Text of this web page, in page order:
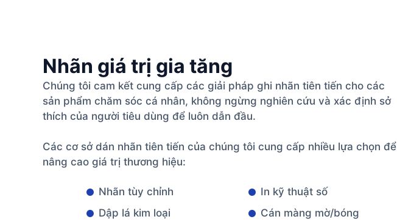
Nhãn giá trị gia tăng
Chúng tôi cam kết cung cấp các giải pháp ghi nhãn tiên tiến cho các
sản phẩm chăm sóc cá nhân, không ngừng nghiên cứu và xác định sở
thích của người tiêu dùng để luôn dẫn đầu.
Các cơ sở dán nhãn tiên tiến của chúng tôi cung cấp nhiều lựa chọn để
nâng cao giá trị thương hiệu:
Nhãn tùy chỉnh
Dập lá kim loại
In kỹ thuật số
Cán màng mờ/bóng